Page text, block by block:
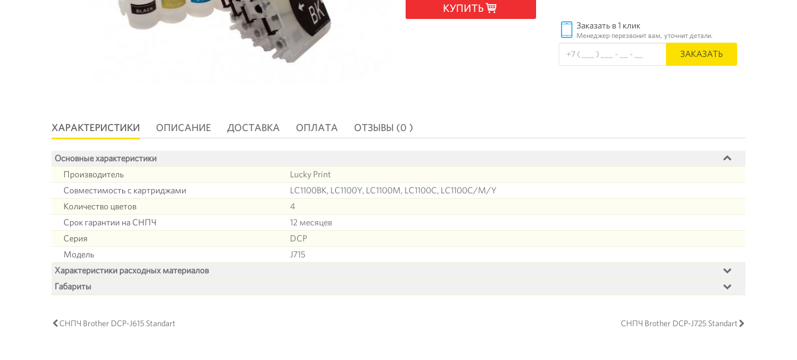
КУПИТЬ
Заказать в 1 клик
Менеджер перезвонит вам, уточнит детали.
ЗАКАЗАТЬ
ХАРАКТЕРИСТИКИ ОПИСАНИЕ ДОСТАВКА ОПЛАТА ОТЗЫВЫ (0 )
Основные характеристики
Производитель
Lucky Print
Совместимость с картриджами
LC1100BK, LC1100Y, LC1100M, LC1100C, LC1100C/M/Y
Количество цветов
4
Срок гарантии на СНПЧ
12 месяцев
Серия
DCP
Модель
J715
Характеристики расходных материалов
Габариты
СНПЧ Brother DCP-J615 Standart СНПЧ Brother DCP-J725 Standart